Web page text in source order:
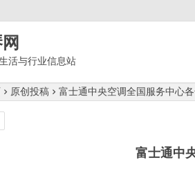
活与行业信息站
原创投稿 富士通中央空调全国服务中心
富士通中